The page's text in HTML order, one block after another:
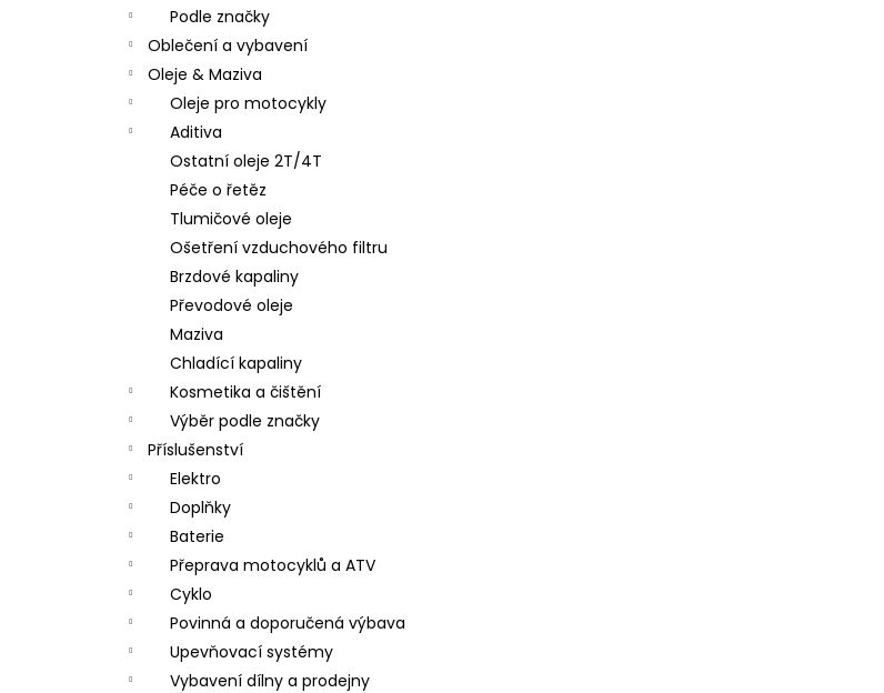
Podle značky
Oblečení a vybavení
Oleje & Maziva
Oleje pro motocykly
Aditiva
Ostatní oleje 2T/4T
Péče o řetěz
Tlumičové oleje
Ošetření vzduchového filtru
Brzdové kapaliny
Převodové oleje
Maziva
Chladící kapaliny
Kosmetika a čištění
Výběr podle značky
Příslušenství
Elektro
Doplňky
Baterie
Přeprava motocyklů a ATV
Cyklo
Povinná a doporučená výbava
Upevňovací systémy
Vybavení dílny a prodejny